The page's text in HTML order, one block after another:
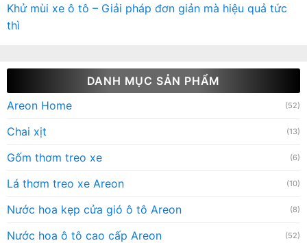
Khử mùi xe ô tô – Giải pháp đơn giản mà hiệu quả tức
thì
DANH MỤC SẢN PHẨM
Areon Home
(52)
Chai xịt (13)
Gốm thơm treo xe (6)
Lá thơm treo xe Areon (10)
Nước hoa kẹp cửa gió ô tô Areon (8)
Nước hoa ô tô cao cấp Areon (52)